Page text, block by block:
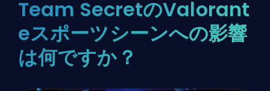
Team SecretのValorant
eスポーツシーンへの影響
は何ですか？